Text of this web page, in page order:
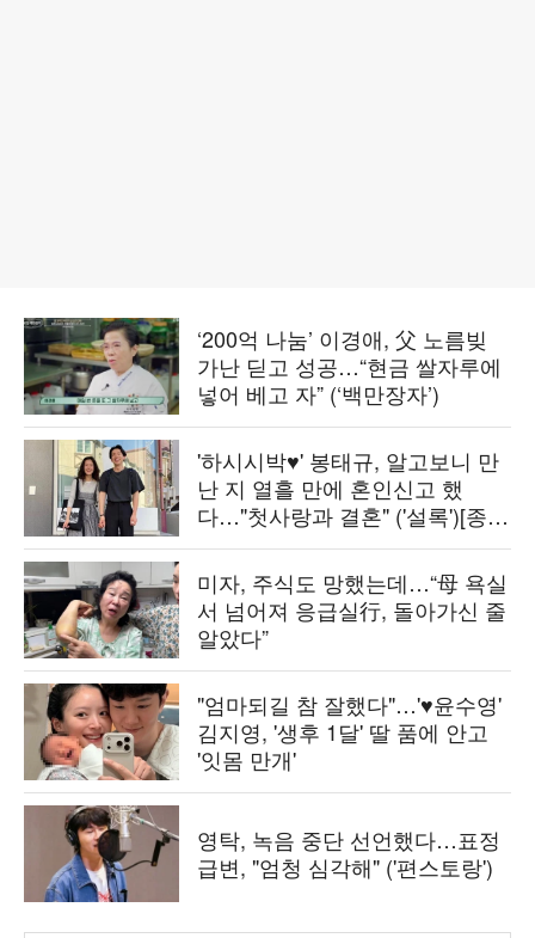
‘200억 나눔’ 이경애, 父 노름빚
가난 딛고 성공…“현금 쌀자루에
넣어 베고 자” (‘백만장자’)
'하시시박♥' 봉태규, 알고보니 만
난 지 열흘 만에 혼인신고 했
다…"첫사랑과 결혼" ('설록')[종
합]
미자, 주식도 망했는데…“母 욕실
서 넘어져 응급실行, 돌아가신 줄
알았다”
"엄마되길 참 잘했다"…'♥윤수영'
김지영, '생후 1달' 딸 품에 안고
'잇몸 만개'
영탁, 녹음 중단 선언했다…표정
급변, "엄청 심각해" ('편스토랑')